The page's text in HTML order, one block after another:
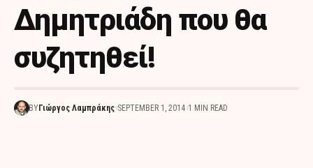
Δημητριάδη που θα
συζητηθεί!
BY Γιώργος Λαμπράκης SEPTEMBER 1, 2014 1 MIN READ